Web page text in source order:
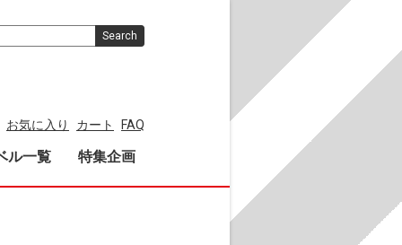
お気に入り カート FAQ
ル一覧 特集企画
Search